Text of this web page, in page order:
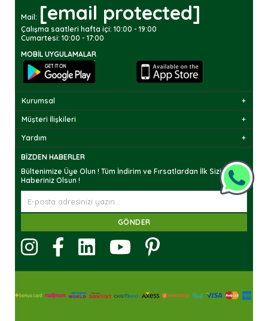
Mail: [email protected]
Çalışma saatleri hafta içi: 10:00 - 19:00
Cumartesi: 10:00 - 17:00
MOBIL UYGULAMALAR
Kurumsal
Müşteri İlişkileri
Yardım
BIZDEN HABERLER
Bültenimize Üye Olun ! Tüm İndirim ve Fırsatlardan İlk Sizin
Haberiniz Olsun !
GÖNDER